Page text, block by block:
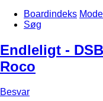
Boardindeks
Søg
Endleligt -
Roco
Besvar